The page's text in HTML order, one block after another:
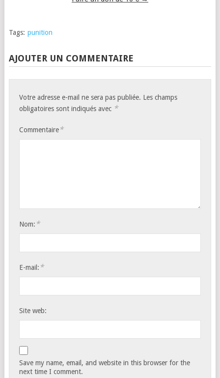
Tags: punition
AJOUTER UN COMMENTAIRE
Votre adresse e-mail ne sera pas publiée. Les champs
obligatoires sont indiqués avec *
Commentaire*
Nom: *
E-mail: *
Site web:
Save my name, email, and website in this browser for the
next time I comment.